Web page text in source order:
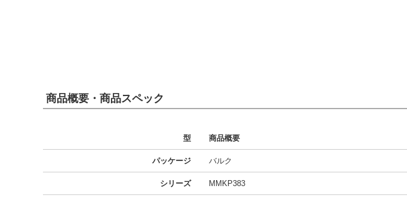
商品概要・商品スペック
型 商品概要
パッケージ バルク
シリーズ MMKP383